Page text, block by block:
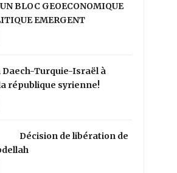
BLOC GEOECONOMIQUE
EMERGENT
Daech-Turquie-Israël à
république syrienne!
Décision de libération de